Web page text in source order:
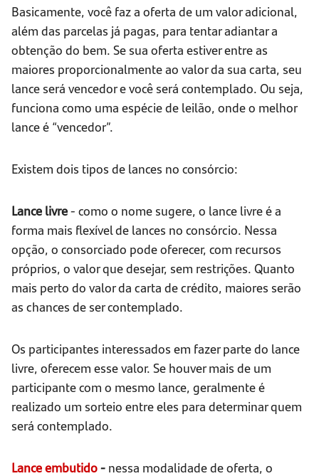
Basicamente, você faz a oferta de um valor adicional,
além das parcelas já pagas, para tentar adiantar a
obtenção do bem. Se sua oferta estiver entre as
maiores proporcionalmente ao valor da sua carta, seu
lance será vencedor e você será contemplado. Ou seja,
funciona como uma espécie de leilão, onde o melhor
lance é “vencedor”.
Existem dois tipos de lances no consórcio:
Lance livre- como o nome sugere, o lance livre é a
forma mais flexível de lances no consórcio. Nessa
opção, o consorciado pode oferecer, com recursos
próprios, o valor que desejar, sem restrições. Quanto
mais perto do valor da carta de crédito, maiores serão
as chances de ser contemplado.
Os participantes interessados em fazer parte do lance
livre, oferecem esse valor. Se houver mais de um
participante com o mesmo lance, geralmente é
realizado um sorteio entre eles para determinar quem
será contemplado.
Lance embutido- nessa modalidade de oferta, o